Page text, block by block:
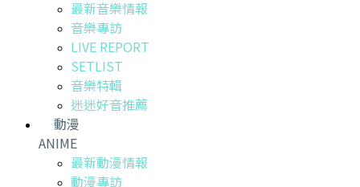
最新音樂情報
音樂專訪
LIVE REPORT
SETLIST
音樂特輯
迷迷好音推薦
動漫
ANIME
最新動漫情報
動漫專訪